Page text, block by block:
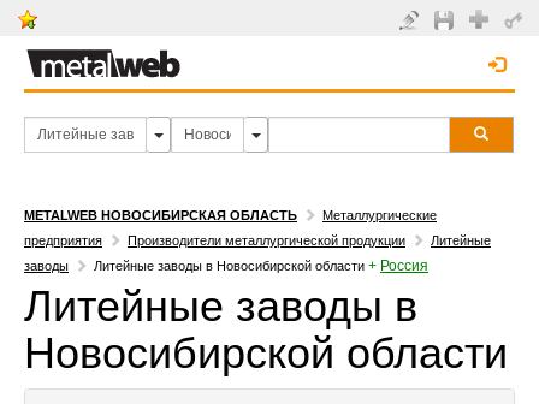
METALWEB НОВОСИБИРСКАЯ ОБЛАСТЬ
Металлургические
предприятия
Производители металлургической продукции
Литейные
заводы
Литейные заводы в Новосибирской области + Россия
Литейные заводы в
Новосибирской области